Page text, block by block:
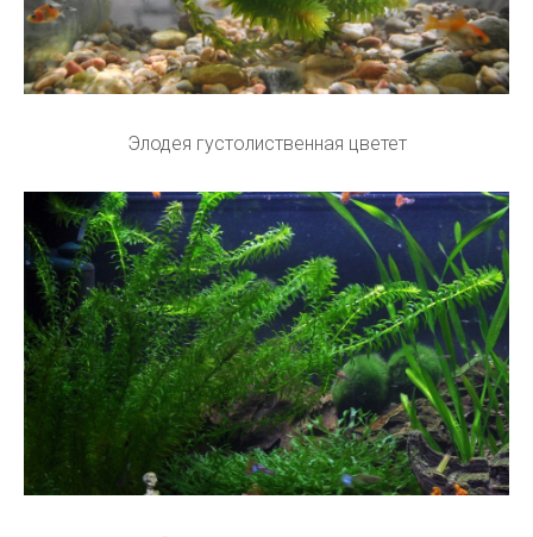
Элодея густолиственная цветет